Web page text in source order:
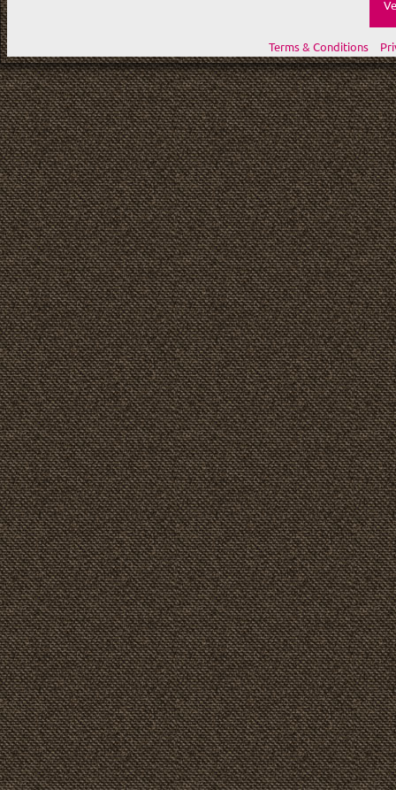
Terms & Conditions